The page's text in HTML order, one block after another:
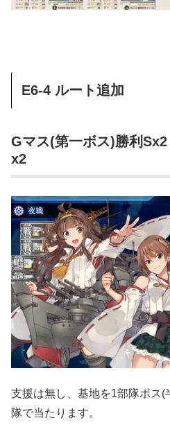
E6-4 ルート追加
Gマス(第一ボス)勝利
x2
支援は無し、基地を1部隊ボス(
隊で当たります。